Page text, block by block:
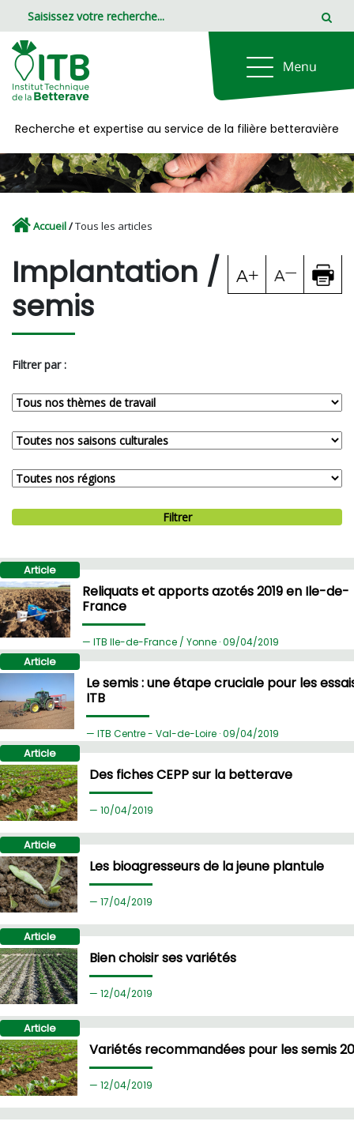
Recherche et expertise au service de la filière betteravière
Accueil/Tous les articles
Implantation /
semis
Filtrer par :
Filtrer
Article
Reliquats et apports azotés 2019 en Ile-de-
France
ITB Ile-de-France / Yonne ·09/04/2019
Article
Le semis : une étape cruciale pour les
ITB
ITB Centre - Val-de-Loire ·09/04/2019
Article
Des fiches CEPP sur la betterave
10/04/2019
Article
Les bioagresseurs de la jeune plantule
17/04/2019
Article
Bien choisir ses variétés
12/04/2019
Article
Variétés recommandées pour les semis
12/04/2019
Panneau de gestion des cookies